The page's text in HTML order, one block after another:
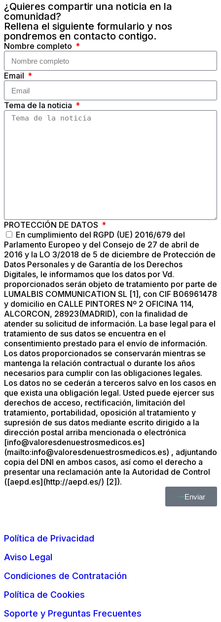
¿Quieres compartir una noticia en la
comunidad?
Rellena el siguiente formulario y nos
pondremos en contacto contigo.
Nombre completo
Email
Tema de la noticia
PROTECCIÓN DE DATOS
En cumplimiento del RGPD (UE) 2016/679 del
Parlamento Europeo y del Consejo de 27 de abril de
2016 y la LO 3/2018 de 5 de diciembre de Protección de
Datos Personales y de Garantía de los Derechos
Digitales, le informamos que los datos por Vd.
proporcionados serán objeto de tratamiento por parte de
LUMALBIS COMMUNICATION SL [1], con CIF B06961478
y domicilio en CALLE PINTORES Nº 2 OFICINA 114,
ALCORCON, 28923(MADRID), con la finalidad de
atender su solicitud de información. La base legal para el
tratamiento de sus datos se encuentra en el
consentimiento prestado para el envío de información.
Los datos proporcionados se conservarán mientras se
mantenga la relación contractual o durante los años
necesarios para cumplir con las obligaciones legales.
Los datos no se cederán a terceros salvo en los casos en
que exista una obligación legal. Usted puede ejercer sus
derechos de acceso, rectificación, limitación del
tratamiento, portabilidad, oposición al tratamiento y
supresión de sus datos mediante escrito dirigido a la
dirección postal arriba mencionada o electrónica
[info@valoresdenuestrosmedicos.es]
(mailto:info@valoresdenuestrosmedicos.es) , adjuntando
copia del DNI en ambos casos, así como el derecho a
presentar una reclamación ante la Autoridad de Control
([aepd.es](http://aepd.es/) [2]).
Enviar
Política de Privacidad
Aviso Legal
Condiciones de Contratación
Política de Cookies
Soporte y Preguntas Frecuentes